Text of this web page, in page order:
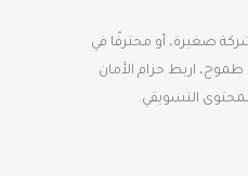
صغيرة، أو محترفًا في
اربط حزام الأمان
التسويقي.